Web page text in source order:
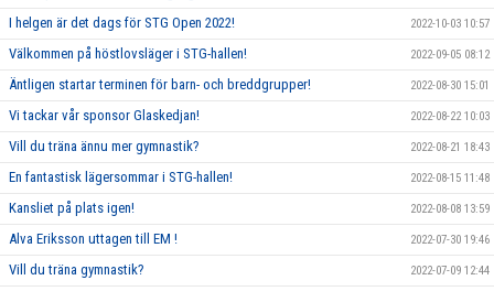
I helgen är det dags för STG Open 2022! 2022-10-03 10:57
Välkommen på höstlovsläger i STG-hallen! 2022-09-05 08:12
Äntligen startar terminen för barn- och breddgrupper! 2022-08-30 15:01
Vi tackar vår sponsor Glaskedjan! 2022-08-22 10:03
Vill du träna ännu mer gymnastik? 2022-08-21 18:43
En fantastisk lägersommar i STG-hallen! 2022-08-15 11:48
Kansliet på plats igen! 2022-08-08 13:59
Alva Eriksson uttagen till EM ! 2022-07-30 19:46
Vill du träna gymnastik? 2022-07-09 12:44